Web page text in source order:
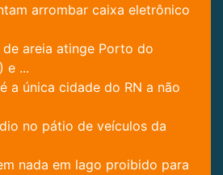
arrombar caixa eletrônico
de areia atinge Porto do
e ...
a única cidade do RN a não
no pátio de veículos da
nada em lago proibido para